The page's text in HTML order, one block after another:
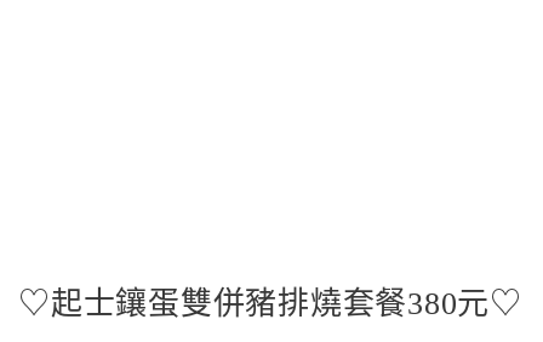
♡起士鑲蛋雙併豬排燒套餐380元♡